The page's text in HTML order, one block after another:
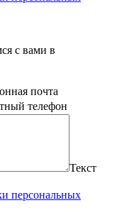
с вами в
почта
телефон
Текст
персональных